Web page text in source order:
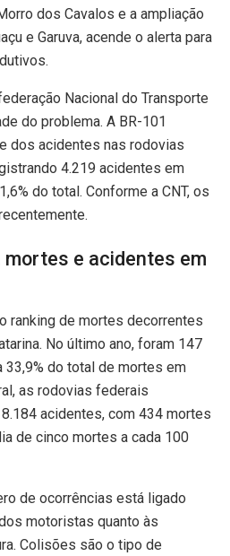
dos Cavalos e a ampliação
e Garuva, acende o alerta para
Nacional do Transporte
do problema. A BR-101
dos acidentes nas rodovias
4.219 acidentes em
do total. Conforme a CNT, os
mortes e acidentes em
ranking de mortes decorrentes
No último ano, foram 147
do total de mortes em
as rodovias federais
acidentes, com 434 mortes
de cinco mortes a cada 100
de ocorrências está ligado
motoristas quanto às
Colisões são o tipo de